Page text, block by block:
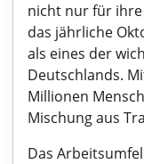
nicht nur für
das jährliche
als eines der
Deutschlands.
Millionen
Mischung aus
Das